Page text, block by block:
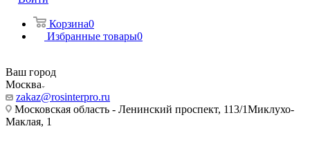
Корзина0
Избранные товары0
Ваш город
Москва
zakaz@rosinterpro.ru
Московская область - Ленинский проспект, 113/1Миклухо-
Маклая, 1